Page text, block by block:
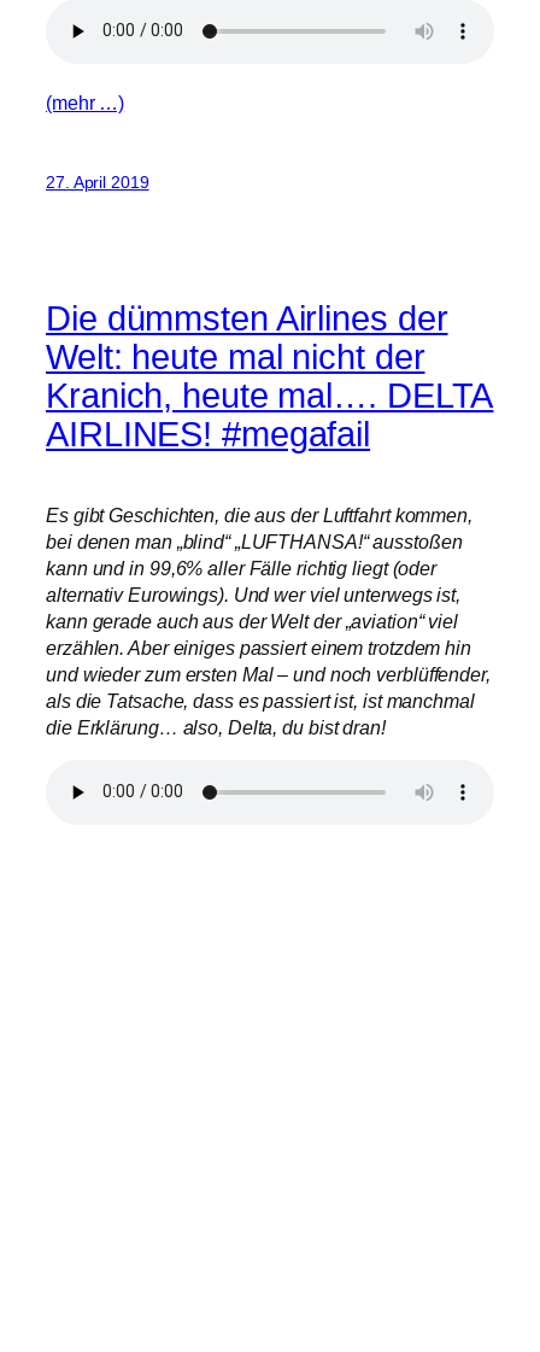
(mehr …)
27. April 2019
Die dümmsten Airlines der
Welt: heute mal nicht der
Kranich, heute mal…. DELTA
AIRLINES! #megafail
Es gibt Geschichten, die aus der Luftfahrt kommen,
bei denen man „blind“ „LUFTHANSA!“ ausstoßen
kann und in 99,6% aller Fälle richtig liegt (oder
alternativ Eurowings). Und wer viel unterwegs ist,
kann gerade auch aus der Welt der „aviation“ viel
erzählen. Aber einiges passiert einem trotzdem hin
und wieder zum ersten Mal – und noch verblüffender,
als die Tatsache, dass es passiert ist, ist manchmal
die Erklärung… also, Delta, du bist dran!